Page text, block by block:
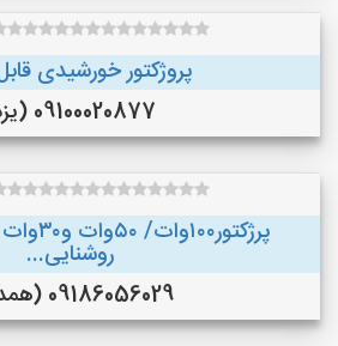
پروژکتور خورشیدی
09100020877 (یزد)
روشنایی...
09186056029 (همدان)